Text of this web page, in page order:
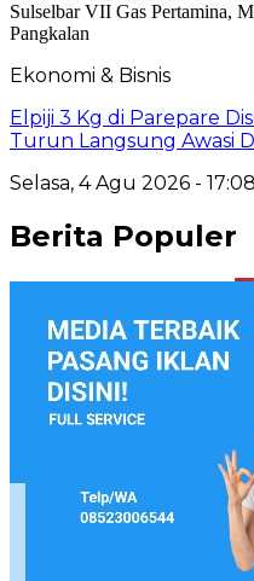
Ekonomi & Bisnis
Elpiji 3 Kg di Parepare
Turun Langsung Awasi
Selasa, 4 Agu 2026 -
Berita Populer